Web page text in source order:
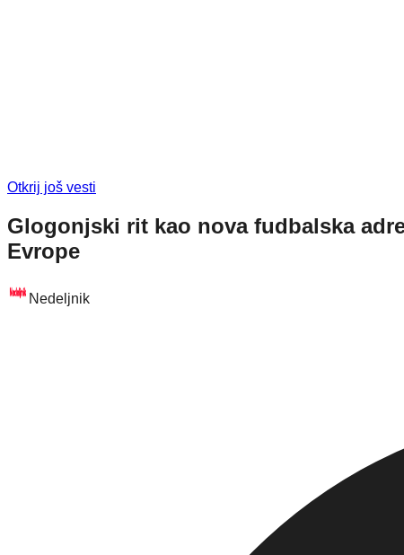
Otkrij još vesti
Glogonjski rit kao nova fudbalska
Evrope
Nedeljnik